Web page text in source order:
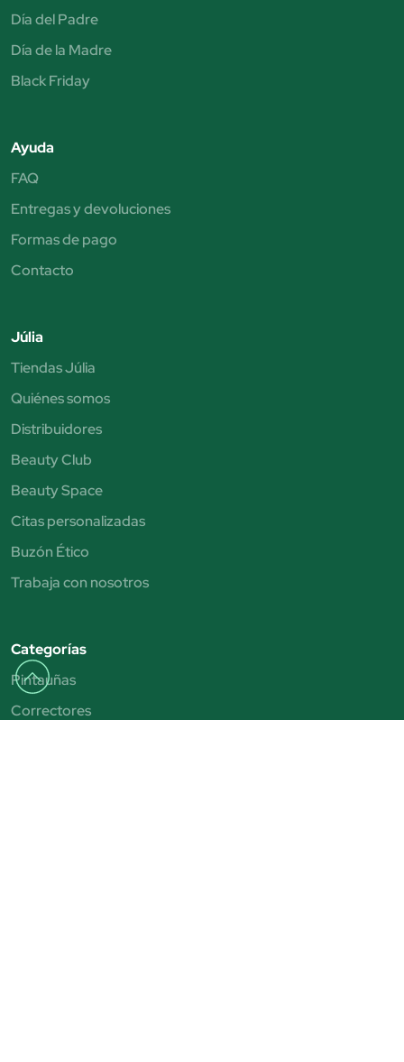
Día del Padre
Día de la Madre
Black Friday
Ayuda
FAQ
Entregas y devoluciones
Formas de pago
Contacto
Júlia
Tiendas Júlia
Quiénes somos
Distribuidores
Beauty Club
Beauty Space
Citas personalizadas
Buzón Ético
Trabaja con nosotros
Categorías
Pintauñas
Correctores